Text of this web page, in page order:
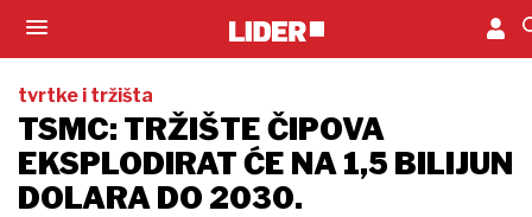
tvrtke i tržišta
TSMC: TRŽIŠTE ČIPOVA
EKSPLODIRAT ĆE NA 1,5 BILIJUN
DOLARA DO 2030.